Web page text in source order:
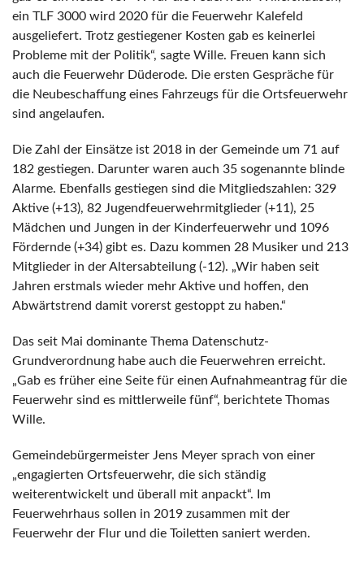
ein TLF 3000 wird 2020 für die Feuerwehr Kalefeld
ausgeliefert. Trotz gestiegener Kosten gab es keinerlei
Probleme mit der Politik“, sagte Wille. Freuen kann sich
auch die Feuerwehr Düderode. Die ersten Gespräche für
die Neubeschaffung eines Fahrzeugs für die Ortsfeuerwehr
sind angelaufen.
Die Zahl der Einsätze ist 2018 in der Gemeinde um 71 auf
182 gestiegen. Darunter waren auch 35 sogenannte blinde
Alarme. Ebenfalls gestiegen sind die Mitgliedszahlen: 329
Aktive (+13), 82 Jugendfeuerwehrmitglieder (+11), 25
Mädchen und Jungen in der Kinderfeuerwehr und 1096
Fördernde (+34) gibt es. Dazu kommen 28 Musiker und 213
Mitglieder in der Altersabteilung (-12). „Wir haben seit
Jahren erstmals wieder mehr Aktive und hoffen, den
Abwärtstrend damit vorerst gestoppt zu haben.“
Das seit Mai dominante Thema Datenschutz-
Grundverordnung habe auch die Feuerwehren erreicht.
„Gab es früher eine Seite für einen Aufnahmeantrag für die
Feuerwehr sind es mittlerweile fünf“, berichtete Thomas
Wille.
Gemeindebürgermeister Jens Meyer sprach von einer
„engagierten Ortsfeuerwehr, die sich ständig
weiterentwickelt und überall mit anpackt“. Im
Feuerwehrhaus sollen in 2019 zusammen mit der
Feuerwehr der Flur und die Toiletten saniert werden.